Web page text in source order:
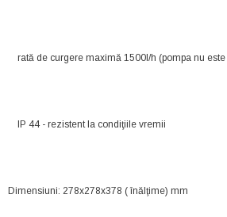
rată de curgere maximă 1500l/h (pompa nu este
IP 44 - rezistent la condiţiile vremii
Dimensiuni: 278x278x378 ( înălţime) mm